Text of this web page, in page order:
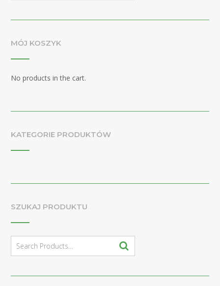
MÓJ KOSZYK
No products in the cart.
KATEGORIE PRODUKTÓW
SZUKAJ PRODUKTU
for: